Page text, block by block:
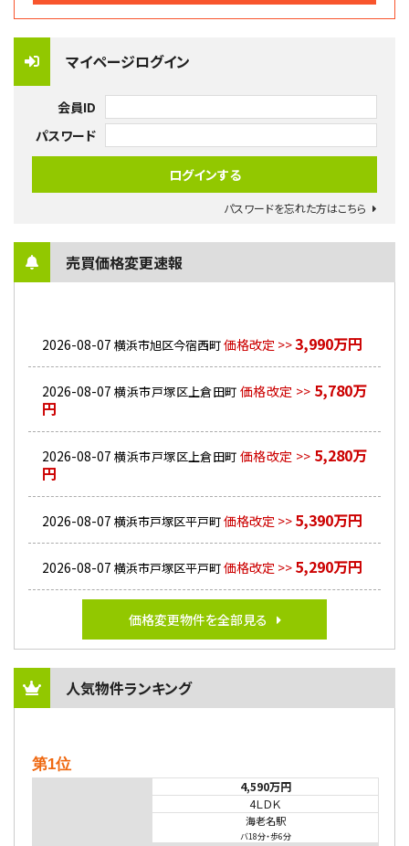
マイページログイン
会員ID
パスワード
パスワードを忘れた方はこちら
売買価格変更速報
2026-08-07 横浜市旭区今宿西町価格改定 >>3,990万円
2026-08-07 横浜市戸塚区上倉田町 価格改定 >> 5,780万
円
2026-08-07 横浜市戸塚区上倉田町 価格改定 >> 5,280万
円
2026-08-07 横浜市戸塚区平戸町価格改定 >> 5,390万円
2026-08-07 横浜市戸塚区平戸町価格改定 >> 5,290万円
価格変更物件を全部見る
人気物件ランキング
第1位
4,590万円
4ＬＤＫ
海老名駅
バ18分・歩6分